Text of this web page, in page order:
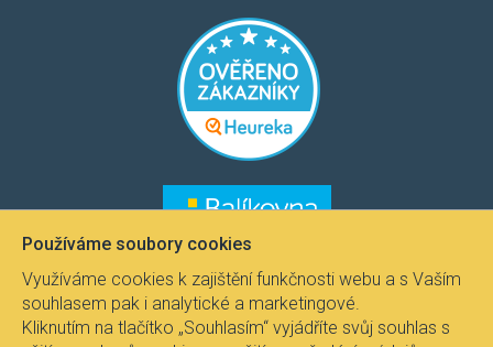
Používáme soubory cookies
Využíváme cookies k zajištění funkčnosti webu a s Vaším
souhlasem pak i analytické a marketingové.
Kliknutím na tlačítko „Souhlasím“ vyjádříte svůj souhlas s